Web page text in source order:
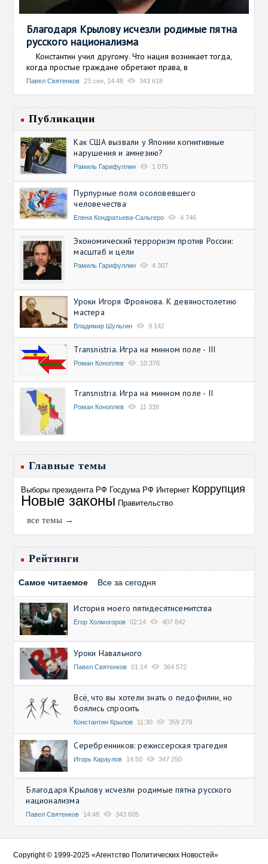
Благодаря Крылову исчезли родимые пятна
русского национализма
Константин учил другому. Что нация возникает тогда,
когда простые граждане обретают права, в
Павел Святенков 23 сен, 14:48 343 618
Публикации
Как США вызвали у Японии когнитивные
нарушения и амнезию?
Рамиль Гарифуллин 1 075
Пурпурные поля осоловевшего
человечества
Елена Кондратьева-Сальгеро 4 746
Экономический терроризм против России:
масштаб и цели
Рамиль Гарифуллин 4 307
Уроки Игоря Фроянова. К девяностолетию
мастера
Владимир Шульгин 9 142
Transnistria. Игра на минном поле - III
Роман Коноплев 10 376
Transnistria. Игра на минном поле - II
Роман Коноплев 11 338
Главные темы
Выборы президента РФ Госдума РФ Интернет Коррупция
Новые законы Правительство
все темы →
Рейтинги
Самое читаемое Все за сегодня
История моего пятидесятисемитства
Егор Холмогоров 02:14 407 842
Уроки Навального
Павел Святенков 01:14 364 572
Всё, что вы хотели знать о педофилии, но
боялись спросить
Константин Крылов 11:30 359 279
Серебренников: режиссерская трагедия
Игорь Караулов 14:50 347 250
Благодаря Крылову исчезли родимые пятна русского
национализма
Павел Святенков 14:48 343 605
Copyright © 1999-2025 «Агентство Политических Новостей»